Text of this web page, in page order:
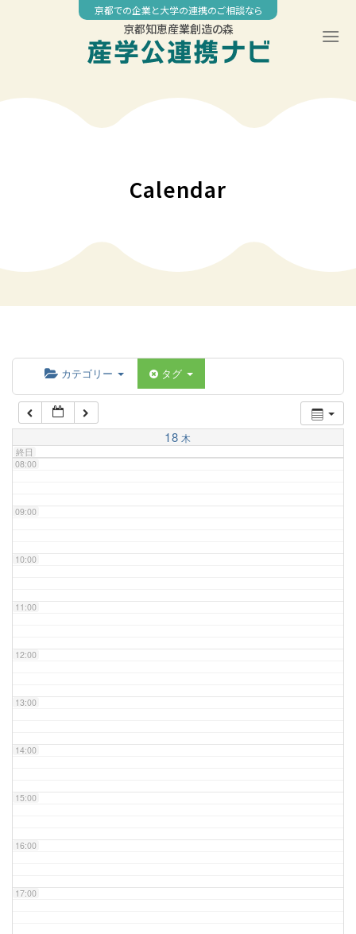
京都での企業と大学の連携のご相談なら
京都知恵産業創造の森
Calendar
カテゴリー タグ
18 木
終日
04:00
07:00
08:00
09:00
10:00
11:00
12:00
13:00
14:00
15:00
16:00
17:00